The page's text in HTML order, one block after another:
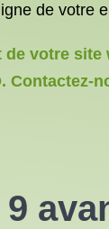
de votre
votre site
Contactez-